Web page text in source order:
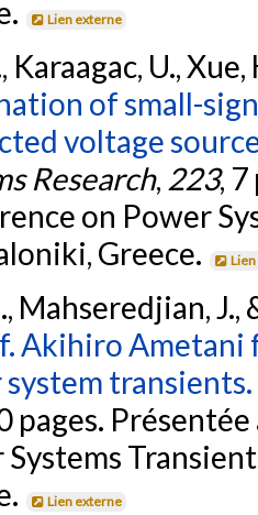
Lien externe
Karaagac, U.,
of small-
voltage
Research, 223,
on Power
Greece.
Mahseredjian, J.,
Akihiro
transients.
pages.
Systems
Lien externe